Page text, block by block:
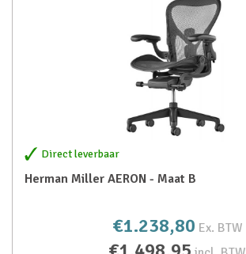
Direct leverbaar
Herman Miller AERON - Maat B
€1.238,80 Ex. BTW